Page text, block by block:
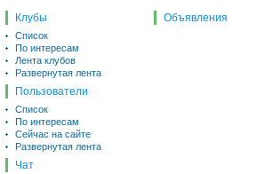
Клубы
Список
По интересам
Лента клубов
Развернутая лента
Пользователи
Список
По интересам
Сейчас на сайте
Развернутая лента
Чат
Объявления